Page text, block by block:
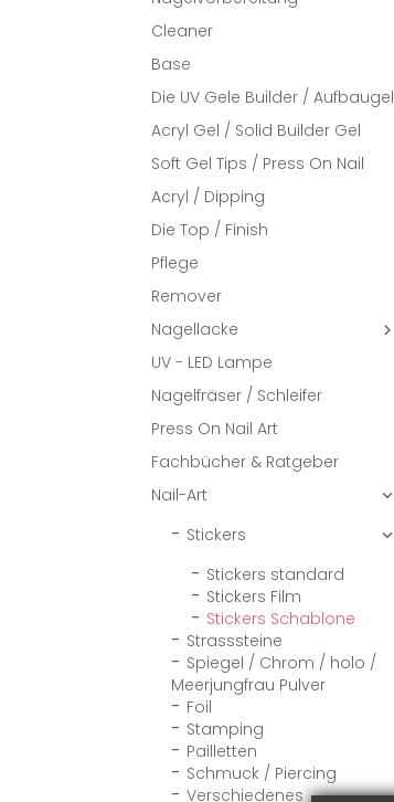
Cleaner
Base
Die UV Gele Builder / Aufbaugel
Acryl Gel / Solid Builder Gel
Soft Gel Tips / Press On Nail
Acryl / Dipping
Die Top / Finish
Pflege
Remover
Nagellacke

UV - LED Lampe
Nagelfräser / Schleifer
Press On Nail Art
Fachbücher & Ratgeber
Nail-Art

Stickers 
Stickers standard
Stickers Film
Stickers Schablone
Strasssteine
Spiegel / Chrom / holo /
Meerjungfrau Pulver
Foil
Stamping
Pailletten
Schmuck / Piercing
Verschiedenes